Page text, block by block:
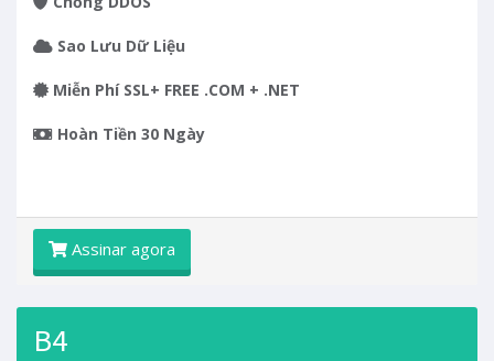
Sao Lưu Dữ Liệu
Miễn Phí SSL+ FREE .COM + .NET
Hoàn Tiền 30 Ngày
Assinar agora
B4